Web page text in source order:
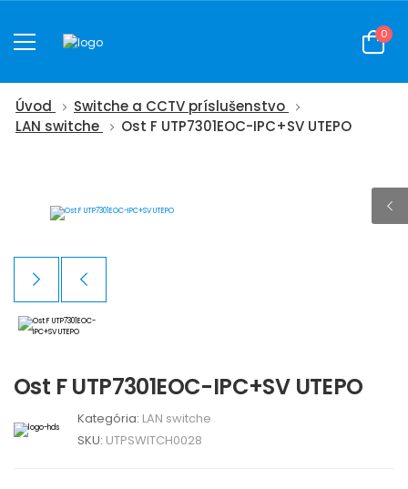
0
Úvod
Switche a CCTV príslušenstvo
LAN switche
Ost F UTP7301EOC-IPC+SV UTEPO
Ost F UTP7301EOC-IPC+SV UTEPO
Kategória: LAN switche
SKU: UTPSWITCH0028